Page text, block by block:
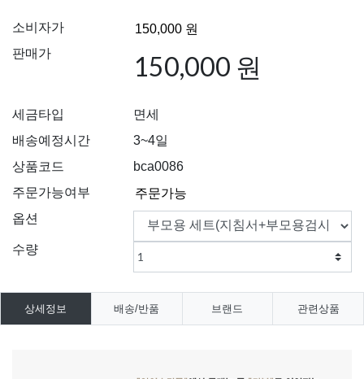
소비자가
판매가
150,000 원
세금타입
면세
배송예정시간
3~4일
상품코드
bca0086
주문가능여부
옵션
수량
상세정보 배송/반품 브랜드 관련상품